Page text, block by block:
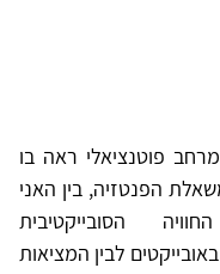
פוטנציאלי ראה בו
הפנטזיה, בין האני
הסובייקטיבית
לבין המציאות